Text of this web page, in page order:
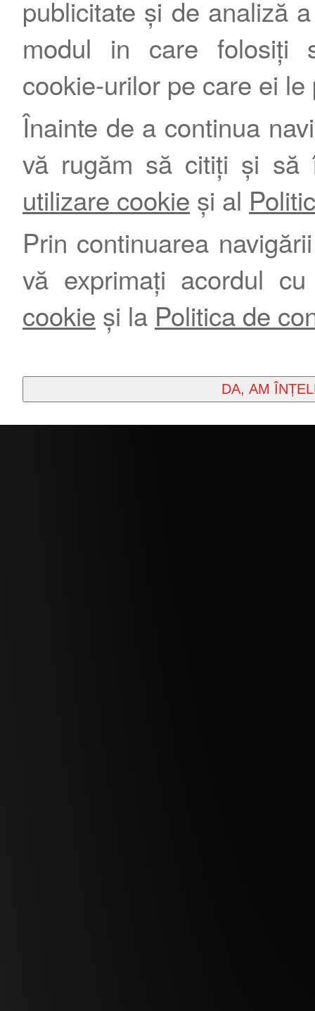
publicitate și de analiză
modul in care folosiți
cookie-urilor pe care ei le
Înainte de a continua
vă rugăm să citiți și să
utilizare cookie și al
Prin continuarea
vă exprimați acordul
cookie și la Politica de